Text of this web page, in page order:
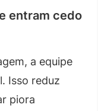
entram cedo
a equipe
Isso reduz
piora